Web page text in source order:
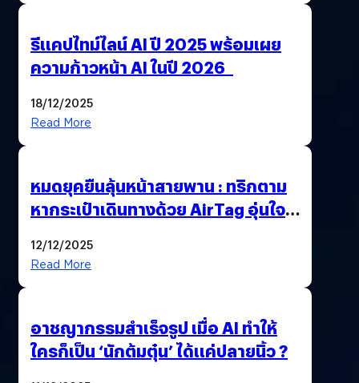
รีแคปไทม์ไลน์ AI ปี 2025 พร้อมเผย
ความก้าวหน้า AI ในปี 2026
18/12/2025
Read More
หมดยุคยืนลุ้นหน้าสายพาน : ทริกตาม
หากระเป๋าเดินทางด้วย AirTag อุ่นใจ
12/12/2025
Read More
อาชญากรรมสำเร็จรูป เมื่อ AI ทำให้
ใครก็เป็น ‘นักต้มตุ๋น’ ได้แค่ปลายนิ้ว ?